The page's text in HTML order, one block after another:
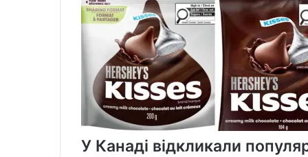
У Канаді відкликали